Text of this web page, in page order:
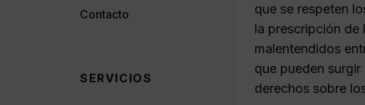
que se respeten
la prescripción de
malentendidos
que pueden
derechos sobre
Contacto
SERVICIOS